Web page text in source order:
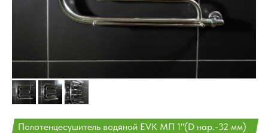
Полотенцесушитель водяной EVK МП 1"(D нар.-32 мм)